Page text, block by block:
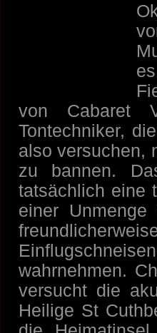
von Cabaret
Tontechniker,
also versuchen,
zu bannen.
tatsächlich eine
einer
wahrnehmen.
versucht die
Heilige St